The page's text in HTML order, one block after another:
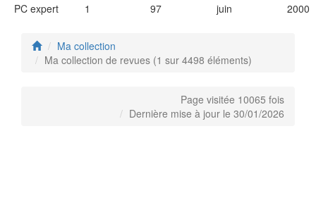
PC expert
1 97 juin 2000
Ma collection
Ma collection de revues (1 sur 4498 éléments)
Page visitée 10065 fois
Dernière mise à jour le 30/01/2026